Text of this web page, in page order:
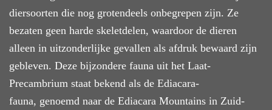
diersoorten die nog grotendeels onbegrepen zijn. Ze
bezaten geen harde skeletdelen, waardoor de dieren
alleen in uitzonderlijke gevallen als afdruk bewaard zijn
gebleven. Deze bijzondere fauna uit het Laat-
Precambrium staat bekend als de Ediacara-
fauna, genoemd naar de Ediacara Mountains in Zuid-